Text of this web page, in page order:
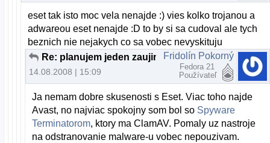
eset tak isto moc vela nenajde :) vies kolko trojanou a
adwareou eset nenajde :D to by si sa cudoval ale tych
beznich nie nejakych co sa vobec nevyskituju
Re: planujem jeden zaujimavy projekt...
14.08.2008 | 15:09
Fridolín Pokorný
Fedora 21
Používateľ
Ja nemam dobre skusenosti s Eset. Viac toho najde
Avast, no najviac spokojny som bol so Spyware
Terminatorom, ktory ma ClamAV. Pomaly uz nastroje
na odstranovanie malware-u vobec nepouzivam.